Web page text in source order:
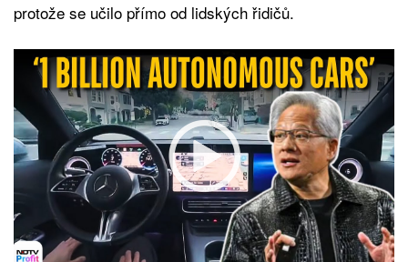
protože se učilo přímo od lidských řidičů.